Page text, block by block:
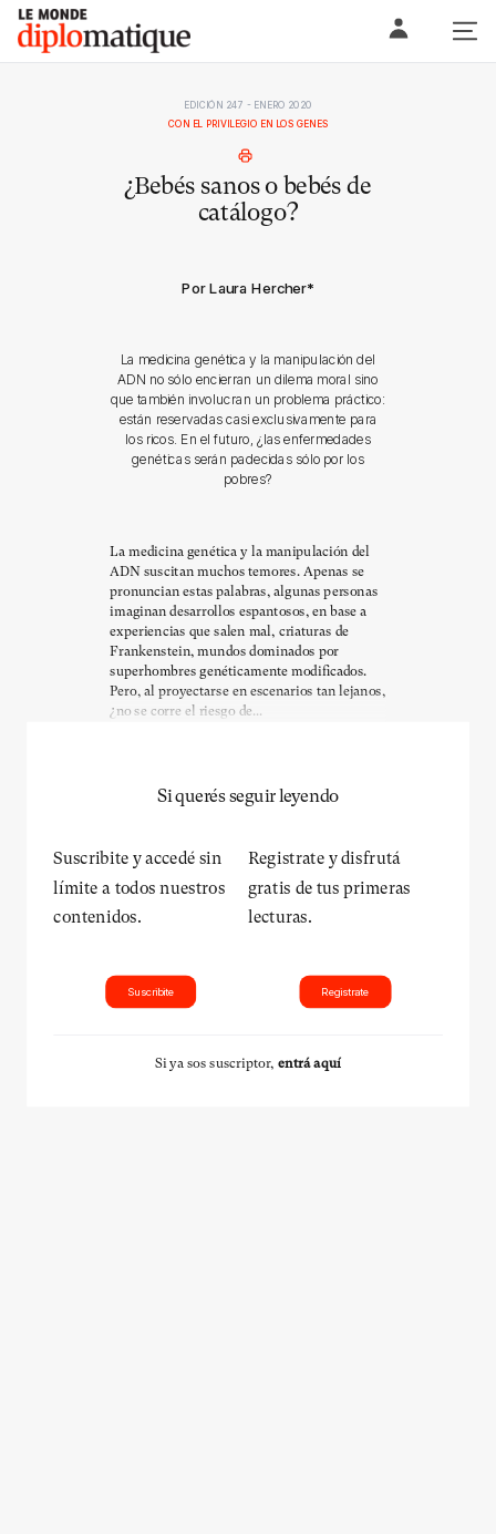
Skip
content
Le monde diplomatique
EDICIÓN 247 - ENERO 2020
CON EL PRIVILEGIO EN LOS GENES
¿Bebés sanos o bebés de
catálogo?
Por Laura Hercher*
La medicina genética y la manipulación del
ADN no sólo encierran un dilema moral sino
que también involucran un problema práctico:
están reservadas casi exclusivamente para
los ricos. En el futuro, ¿las enfermedades
genéticas serán padecidas sólo por los
pobres?
La medicina genética y la manipulación del
ADN suscitan muchos temores. Apenas se
pronuncian estas palabras, algunas personas
imaginan desarrollos espantosos, en base a
experiencias que salen mal, criaturas de
Frankenstein, mundos dominados por
superhombres genéticamente modificados.
Pero, al proyectarse en escenarios tan lejanos,
¿no se corre el riesgo de...
Si querés seguir leyendo
Suscribite y accedé sin
límite a todos nuestros
contenidos.
Suscribite
Registrate y disfrutá
gratis de tus primeras
lecturas.
Registrate
Si ya sos suscriptor, entrá aquí